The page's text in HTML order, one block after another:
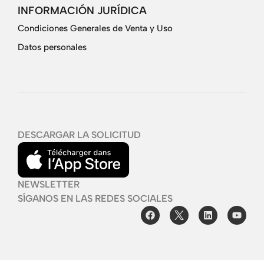
INFORMACIÓN JURÍDICA
Condiciones Generales de Venta y Uso
Datos personales
DESCARGAR LA SOLICITUD
NEWSLETTER
SÍGANOS EN LAS REDES SOCIALES